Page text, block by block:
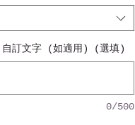
文字 (如適用) (選填)
0/500